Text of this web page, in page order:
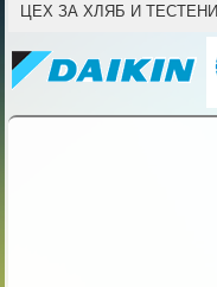
ЦЕХ ЗА ХЛЯБ И